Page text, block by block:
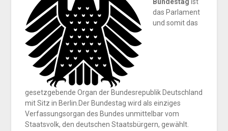
das Parlament
und somit das
gesetzgebende Organ der Bundesrepublik Deutschland
mit Sitz in Berlin.Der Bundestag wird als einziges
Verfassungsorgan des Bundes unmittelbar vom
Staatsvolk, den deutschen Staatsbürgern, gewählt.